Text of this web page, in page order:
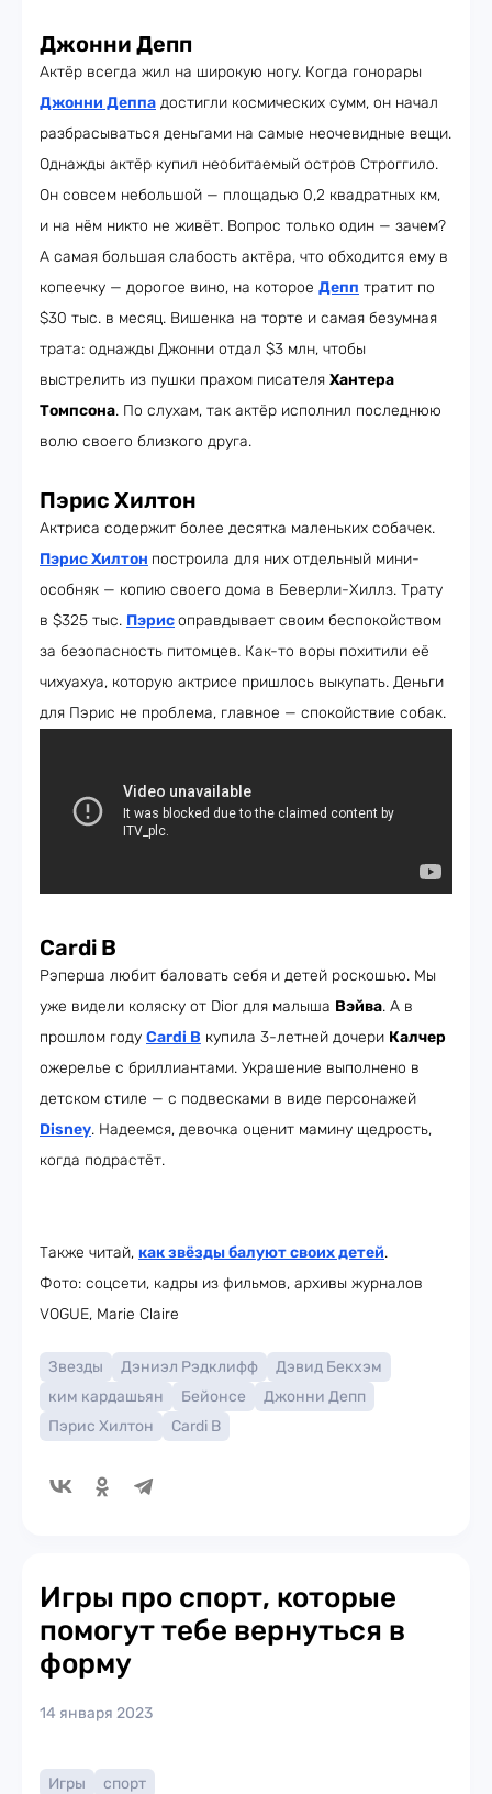
Джонни Депп
Актёр всегда жил на широкую ногу. Когда гонорары
Джонни Деппа достигли космических сумм, он начал
разбрасываться деньгами на самые неочевидные вещи.
Однажды актёр купил необитаемый остров Строггило.
Он совсем небольшой — площадью 0,2 квадратных км,
и на нём никто не живёт. Вопрос только один — зачем?
А самая большая слабость актёра, что обходится ему в
копеечку — дорогое вино, на которое Депп тратит по
$30 тыс. в месяц. Вишенка на торте и самая безумная
трата: однажды Джонни отдал $3 млн, чтобы
выстрелить из пушки прахом писателя Хантера
Томпсона. По слухам, так актёр исполнил последнюю
волю своего близкого друга.
Пэрис Хилтон
Актриса содержит более десятка маленьких собачек.
Пэрис Хилтон построила для них отдельный мини-
особняк — копию своего дома в Беверли-Хиллз. Трату
в $325 тыс. Пэрисоправдывает своим беспокойством
за безопасность питомцев. Как-то воры похитили её
чихуахуа, которую актрисе пришлось выкупать. Деньги
для Пэрис не проблема, главное — спокойствие собак.
Cardi B
Рэперша любит баловать себя и детей роскошью. Мы
уже видели коляску от Dior для малыша Вэйва. А в
прошлом году Cardi B купила 3-летней дочери Калчер
ожерелье с бриллиантами. Украшение выполнено в
детском стиле — с подвесками в виде персонажей
Disney. Надеемся, девочка оценит мамину щедрость,
когда подрастёт.
Также читай, как звёзды балуют своих детей.
Фото: соцсети, кадры из фильмов, архивы журналов
VOGUE, Marie Claire
Звезды Дэниэл Рэдклифф
Дэвид Бекхэм
ким кардашьян
Бейонсе
Джонни Депп
Пэрис Хилтон
Cardi B
Игры про спорт, которые
помогут тебе вернуться в
форму
14 января 2023
Игры
спорт